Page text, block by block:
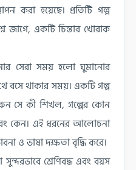
করা হয়েছে। প্রতিটি গল্প
জাগে, একটি চিন্তার খোরাক
সেরা সময় হলো ঘুমানোর
বসে থাকার সময়। একটি গল্প
সে কী শিখল, গল্পের কোন
কেন। এই ধরনের আলোচনা
ও ভাষা দক্ষতা বৃদ্ধি করে।
শ্রেণিবদ্ধ এবং বয়স